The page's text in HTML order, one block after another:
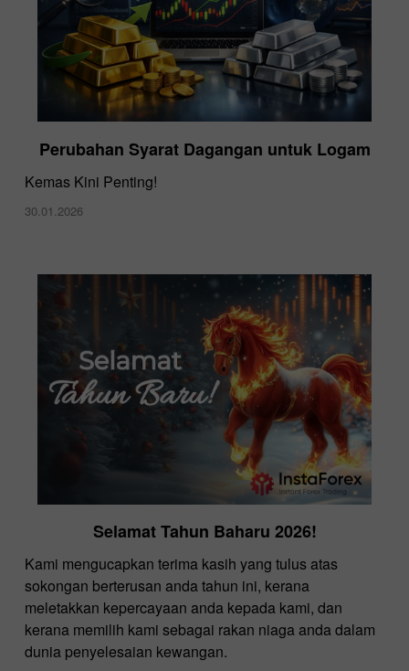
Perubahan Syarat Dagangan untuk Logam
Kemas Kini Penting!
30.01.2026
Selamat Tahun Baharu 2026!
Kami mengucapkan terima kasih yang tulus atas
sokongan berterusan anda tahun ini, kerana
meletakkan kepercayaan anda kepada kami, dan
kerana memilih kami sebagai rakan niaga anda dalam
dunia penyelesaian kewangan.